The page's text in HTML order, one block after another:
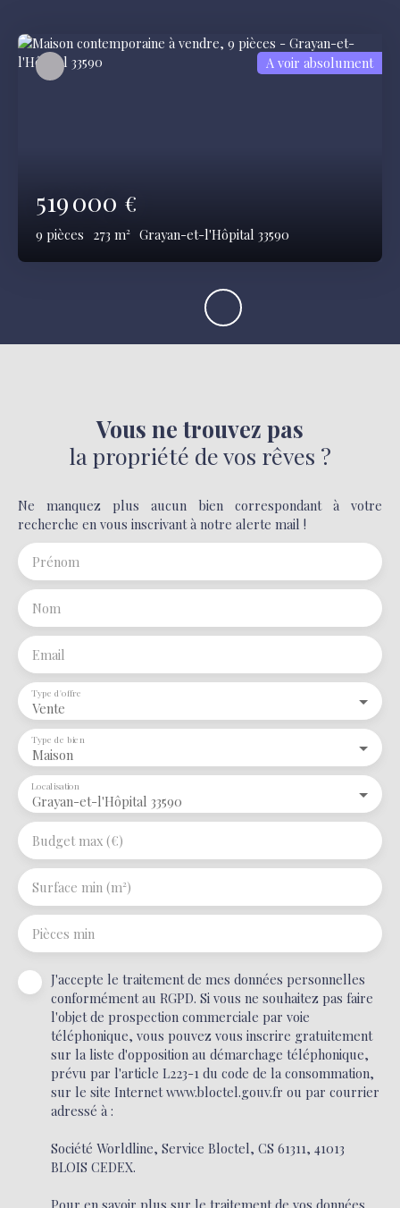
519 000 €
9 pièces 273 m² Grayan-et-l'Hôpital 33590
A voir absolument
Vous ne trouvez pas
la propriété de vos rêves ?
Ne manquez plus aucun bien correspondant à votre
recherche en vous inscrivant à notre alerte mail !
Prénom
Nom
Email
Vente
Type d'offre
Maison
Type de bien
Grayan-et-l'Hôpital 33590
Localisation
Budget max (€)
Surface min (m²)
Pièces min
J'accepte le traitement de mes données personnelles
conformément au RGPD. Si vous ne souhaitez pas faire
l'objet de prospection commerciale par voie
téléphonique, vous pouvez vous inscrire gratuitement
sur la liste d'opposition au démarchage téléphonique,
prévu par l'article L223-1 du code de la consommation,
sur le site Internet www.bloctel.gouv.fr ou par courrier
adressé à :
Société Worldline, Service Bloctel, CS 61311, 41013
BLOIS CEDEX.
Pour en savoir plus sur le traitement de vos données